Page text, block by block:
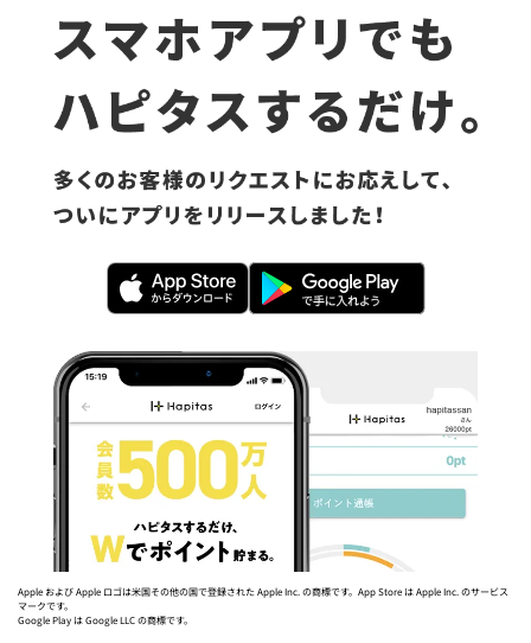
Apple および Apple ロゴは米国その他の国で登録された Apple Inc. の商標です。App Store は Apple Inc. のサービス
マークです。
Google Play は Google LLC の商標です。